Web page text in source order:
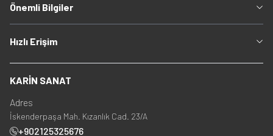
Önemli Bilgiler
Hızlı Erişim
KARİN SANAT
Adres
İskenderpaşa Mah. Kızanlık Cad. 23/A
+902125325676